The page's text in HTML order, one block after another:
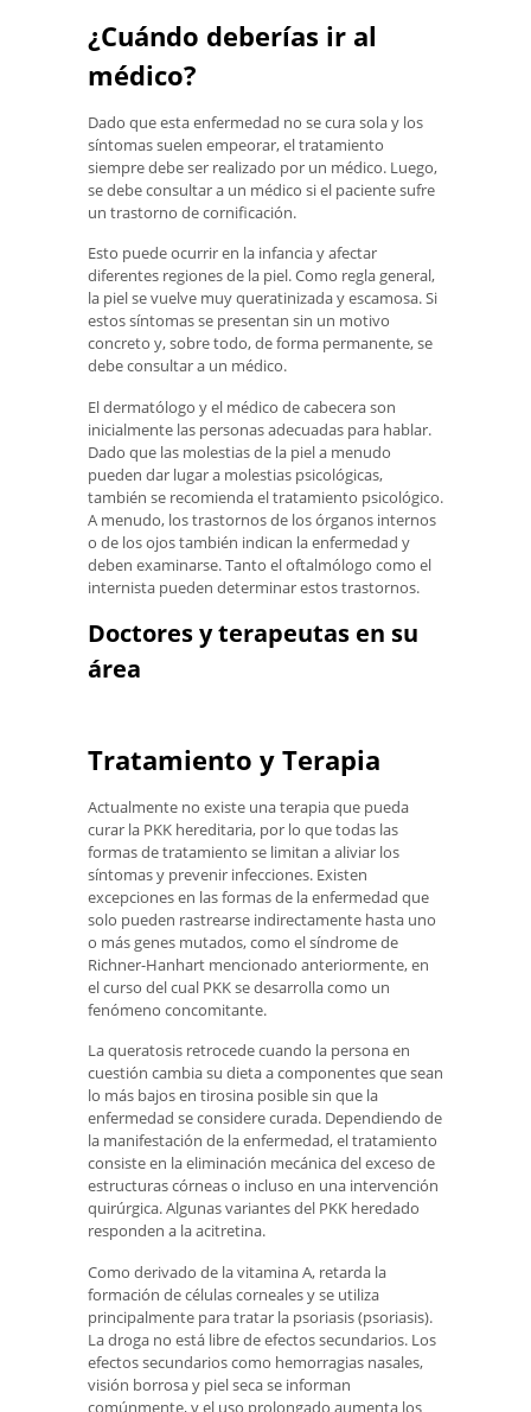
¿Cuándo deberías ir al
médico?
Dado que esta enfermedad no se cura sola y los
síntomas suelen empeorar, el tratamiento
siempre debe ser realizado por un médico. Luego,
se debe consultar a un médico si el paciente sufre
un trastorno de cornificación.
Esto puede ocurrir en la infancia y afectar
diferentes regiones de la piel. Como regla general,
la piel se vuelve muy queratinizada y escamosa. Si
estos síntomas se presentan sin un motivo
concreto y, sobre todo, de forma permanente, se
debe consultar a un médico.
El dermatólogo y el médico de cabecera son
inicialmente las personas adecuadas para hablar.
Dado que las molestias de la piel a menudo
pueden dar lugar a molestias psicológicas,
también se recomienda el tratamiento psicológico.
A menudo, los trastornos de los órganos internos
o de los ojos también indican la enfermedad y
deben examinarse. Tanto el oftalmólogo como el
internista pueden determinar estos trastornos.
Doctores y terapeutas en su
área
Tratamiento y Terapia
Actualmente no existe una terapia que pueda
curar la PKK hereditaria, por lo que todas las
formas de tratamiento se limitan a aliviar los
síntomas y prevenir infecciones. Existen
excepciones en las formas de la enfermedad que
solo pueden rastrearse indirectamente hasta uno
o más genes mutados, como el síndrome de
Richner-Hanhart mencionado anteriormente, en
el curso del cual PKK se desarrolla como un
fenómeno concomitante.
La queratosis retrocede cuando la persona en
cuestión cambia su dieta a componentes que sean
lo más bajos en tirosina posible sin que la
enfermedad se considere curada. Dependiendo de
la manifestación de la enfermedad, el tratamiento
consiste en la eliminación mecánica del exceso de
estructuras córneas o incluso en una intervención
quirúrgica. Algunas variantes del PKK heredado
responden a la acitretina.
Como derivado de la vitamina A, retarda la
formación de células corneales y se utiliza
principalmente para tratar la psoriasis (psoriasis).
La droga no está libre de efectos secundarios. Los
efectos secundarios como hemorragias nasales,
visión borrosa y piel seca se informan
comúnmente, y el uso prolongado aumenta los